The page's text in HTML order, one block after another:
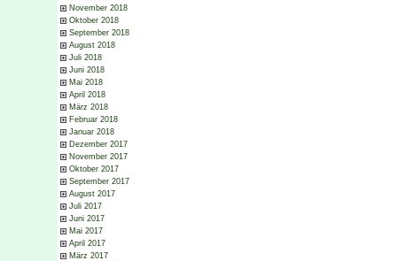
November 2018
Oktober 2018
September 2018
August 2018
Juli 2018
Juni 2018
Mai 2018
April 2018
März 2018
Februar 2018
Januar 2018
Dezember 2017
November 2017
Oktober 2017
September 2017
August 2017
Juli 2017
Juni 2017
Mai 2017
April 2017
März 2017